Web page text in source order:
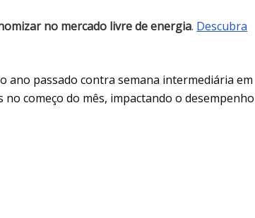
no mercado livre de energia. Descubra
ano passado contra semana intermediária em
começo do mês, impactando o desempenho